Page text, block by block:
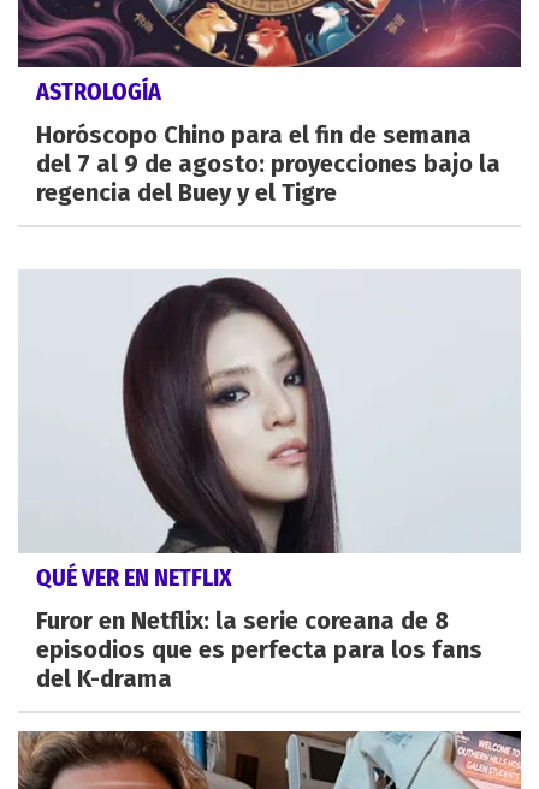
ASTROLOGÍA
Horóscopo Chino para el fin de semana
del 7 al 9 de agosto: proyecciones bajo la
regencia del Buey y el Tigre
QUÉ VER EN NETFLIX
Furor en Netflix: la serie coreana de 8
episodios que es perfecta para los fans
del K-drama